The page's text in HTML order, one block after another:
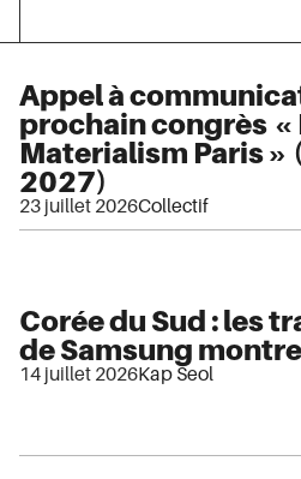
Appel à
prochain congrès
Materialism Paris
2027)
23 juillet 2026Collectif
Corée du Sud : les
de Samsung
14 juillet 2026Kap Seol